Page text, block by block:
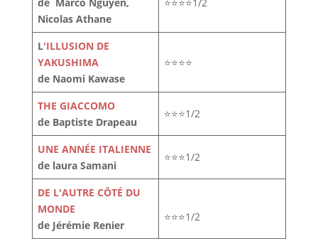
Nicolas Athane
L'ILLUSION DE
YAKUSHIMA
de Naomi Kawase
⭐⭐⭐⭐
THE GIACCOMO
de Baptiste Drapeau
⭐⭐⭐1/2
UNE ANNÉE ITALIENNE
de laura Samani
⭐⭐⭐1/2
DE L'AUTRE CÔTÉ DU
MONDE
de Jérémie Renier
⭐⭐⭐1/2